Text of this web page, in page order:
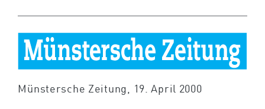
Münstersche Zeitung, 19. April 2000